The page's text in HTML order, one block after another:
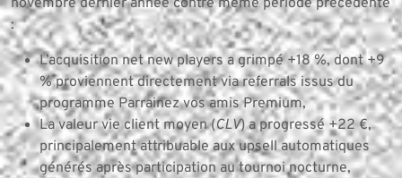
novembre dernier année contre même période précédente
:
L’acquisition net new players a grimpé +18 %, dont +9
% proviennent directement via referrals issus du
programme Parrainez vos amis Premium,
La valeur vie client moyen (CLV) a progressé +22 €,
principalement attribuable aux upsell automatiques
générés après participation au tournoi nocturne,